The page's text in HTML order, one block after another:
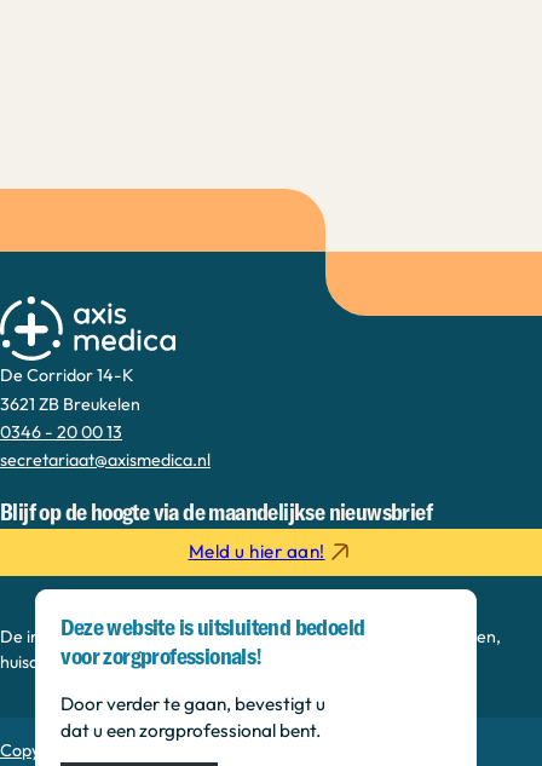
De Corridor 14-K
3621 ZB Breukelen
0346 - 20 00 13
secretariaat@axismedica.nl
Blijf op de hoogte via de maandelijkse nieuwsbrief
Meld u hier aan!
De informatie op deze sectie is bedoeld voor medisch specialisten,
huisartsen, verpleegkundig specialisten en onderzoekers.
Copyright © 2026, Axis Medica
Deze website is uitsluitend bedoeld
voor zorgprofessionals!
Door verder te gaan, bevestigt u
dat u een zorgprofessional bent.